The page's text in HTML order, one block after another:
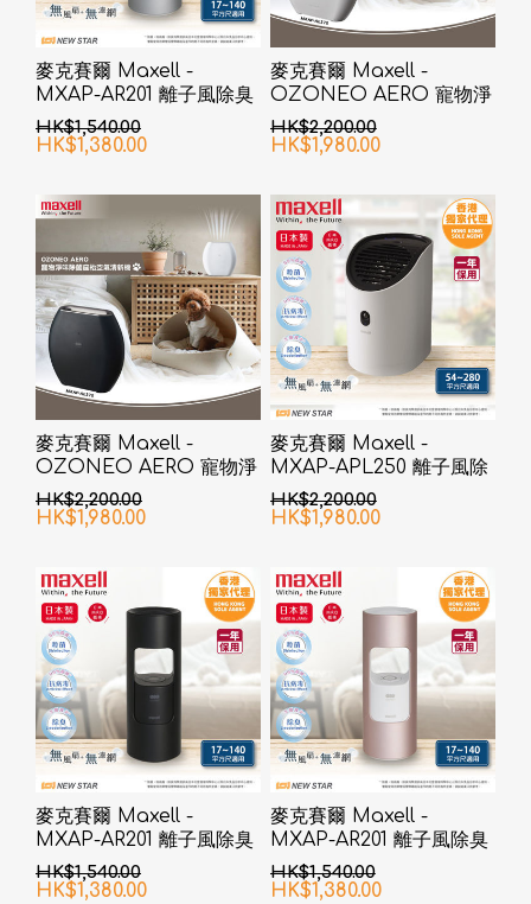
麥克賽爾 Maxell -
MXAP-AR201 離子風除臭
抗菌機 銀色
HK$1,540.00
HK$1,380.00
麥克賽爾 Maxell -
OZONEO AERO 寵物淨
味除菌座枱空氣清新機
MXAP-AE270 白色
HK$2,200.00
HK$1,980.00
麥克賽爾 Maxell -
OZONEO AERO 寵物淨
味除菌座枱空氣清新機
MXAP-AE270 黑色
HK$2,200.00
HK$1,980.00
麥克賽爾 Maxell -
MXAP-APL250 離子風除
臭抗菌機 白色
HK$2,200.00
HK$1,980.00
麥克賽爾 Maxell -
MXAP-AR201 離子風除臭
抗菌機 黑色
HK$1,540.00
HK$1,380.00
麥克賽爾 Maxell -
MXAP-AR201 離子風除臭
抗菌機 粉紅色
HK$1,540.00
HK$1,380.00